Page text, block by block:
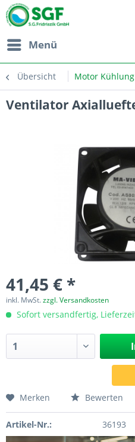
Menü
Übersicht Motor Kühlung
Ventilator
41,45 € *
inkl. MwSt.zzgl. Versandkosten
Sofort versandfertig,
Merken Bewerten
Artikel-Nr.: 36193